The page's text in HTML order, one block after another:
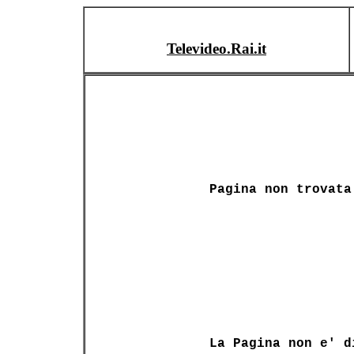
Televideo.Rai.it
Pagina non trovata
La Pagina non e'